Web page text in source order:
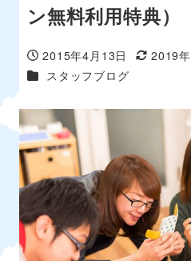
ン無料利用特典）
投稿日
2015年4月13日
更新日
2019
カテゴリー
スタッフブログ